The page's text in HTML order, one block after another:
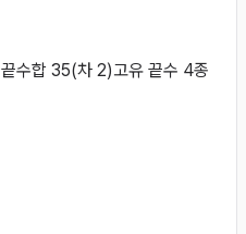
끝수합 35(차 2)고유 끝수 4종